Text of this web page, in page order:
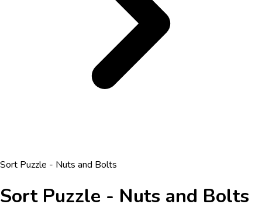
Sort Puzzle - Nuts and Bolts
Sort Puzzle - Nuts and Bolts